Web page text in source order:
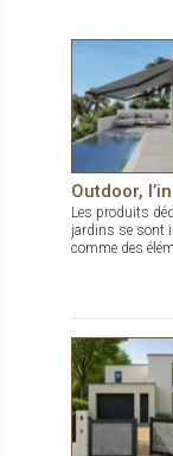
Outdoor,
Les produits
jardins se sont
comme des